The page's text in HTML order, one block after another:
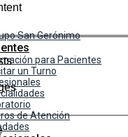
San Gerónimo
para Pacientes
un Turno
de Atención